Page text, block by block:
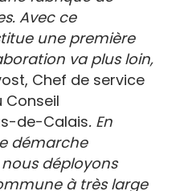
Avec ce
une première
va plus loin,
Chef de service
Conseil
de-Calais. En
démarche
déployons
à très large